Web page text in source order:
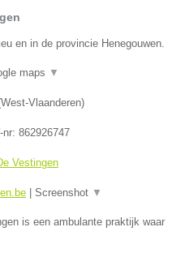
en in de provincie Henegouwen.
maps ▼
West-Vlaanderen)
nr: 862926747
Vestingen
| Screenshot ▼
is een ambulante praktijk waar